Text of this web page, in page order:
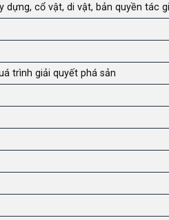
cổ vật, di vật, bản quyền tác
trình giải quyết phá sản